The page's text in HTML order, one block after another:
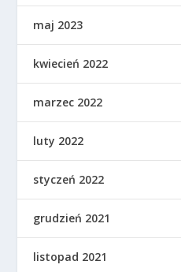
maj 2023
kwiecień 2022
marzec 2022
luty 2022
styczeń 2022
grudzień 2021
listopad 2021